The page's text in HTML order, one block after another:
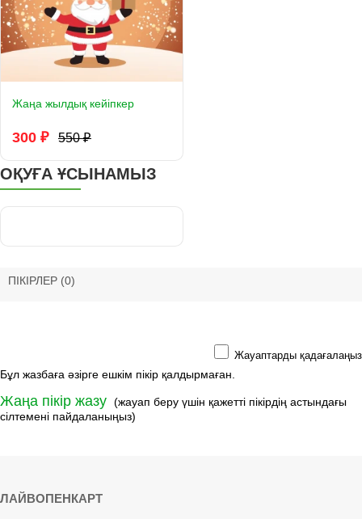
Жаңа жылдық кейіпкер
300 ₽ 550 ₽
ОҚУҒА ҰСЫНАМЫЗ
ПІКІРЛЕР (0)
Жауаптарды қадағалаңыз
Бұл жазбаға әзірге ешкім пікір қалдырмаған.
Жаңа пікір жазу (жауап беру үшін қажетті пікірдің астындағы
сілтемені пайдаланыңыз)
ЛАЙВОПЕНКАРТ